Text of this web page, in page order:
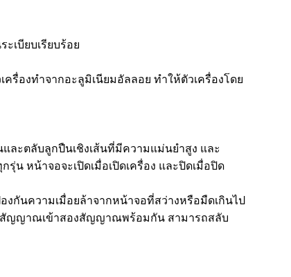
เบียบเรียบร้อย
รื่องทำจากอะลูมิเนียมอัลลอย ทำให้ตัวเครื่องโดย
ละตลับลูกปืนเชิงเส้นที่มีความแม่นยำสูง และ
น หน้าจอจะเปิดเมื่อเปิดเครื่อง และปิดเมื่อปิด
งกันความเมื่อยล้าจากหน้าจอที่สว่างหรือมืดเกินไป
สัญญาณเข้าสองสัญญาณพร้อมกัน สามารถสลับ